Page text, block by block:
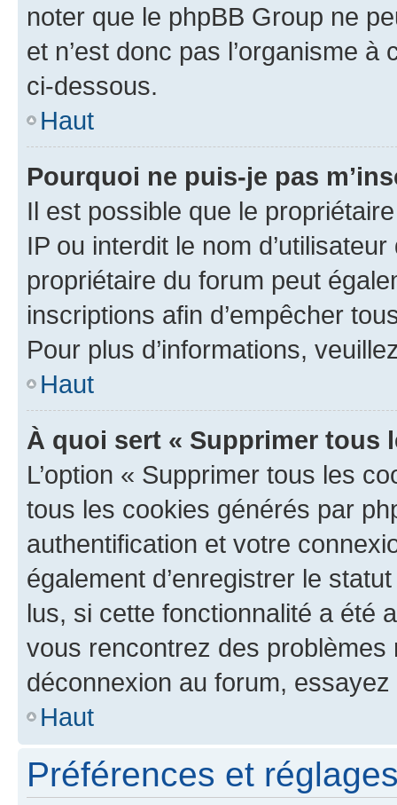
noter que le phpBB Group ne
et n’est donc pas l’organisme
ci-dessous.
Haut
Pourquoi ne puis-je pas
Il est possible que le
IP ou interdit le nom
propriétaire du forum peut
inscriptions afin d’empêcher
Pour plus d’informations,
Haut
À quoi sert « Supprimer tous
L’option « Supprimer tous les
tous les cookies générés par
authentification et votre
également d’enregistrer le
lus, si cette fonctionnalité a été
vous rencontrez des
déconnexion au forum,
Haut
Préférences et